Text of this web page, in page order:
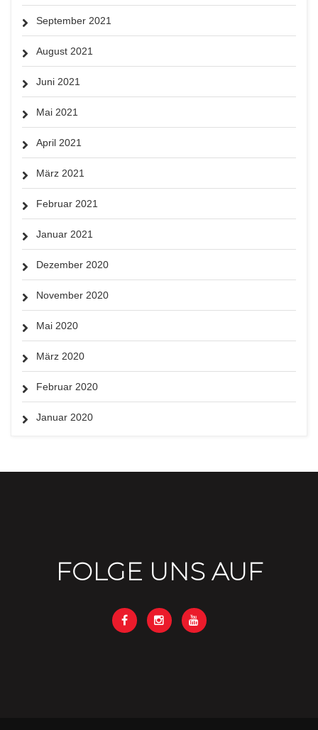
September 2021
August 2021
Juni 2021
Mai 2021
April 2021
März 2021
Februar 2021
Januar 2021
Dezember 2020
November 2020
Mai 2020
März 2020
Februar 2020
Januar 2020
FOLGE UNS AUF